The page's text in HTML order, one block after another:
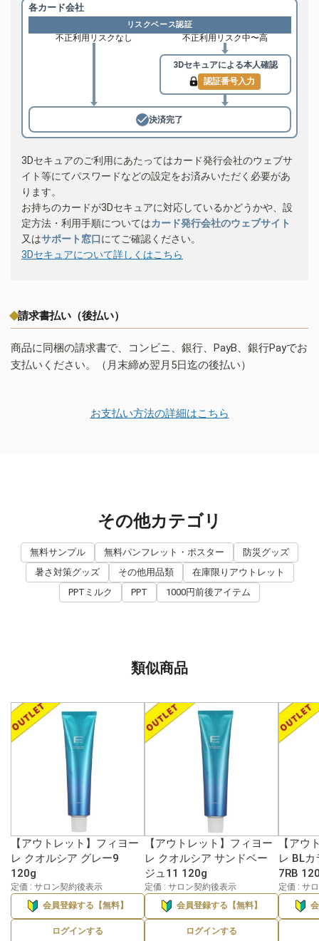
各カード会社
リスクベース認証
不正利用リスクなし 不正利用リスク中〜高
3Dセキュアによる本人確認
認証番号入力
決済完了
3Dセキュアのご利用にあたってはカード発行会社のウェブサ
イト等にてパスワードなどの設定をお済みいただく必要があ
ります。
お持ちのカードが3Dセキュアに対応しているかどうかや、設
定方法・利用手順についてはカード発行会社のウェブサイト
又はサポート窓口にてご確認ください。
3Dセキュアについて詳しくはこちら
請求書払い（後払い）
商品に同梱の請求書で、コンビニ、銀行、PayB、銀行Payでお
支払いください。（月末締め翌月5日迄の後払い）
お支払い方法の詳細はこちら
その他カテゴリ
無料サンプル 無料パンフレット・ポスター
防災グッズ
暑さ対策グッズ
その他用品類
在庫限りアウトレット
PPTミルク
PPT 1000円前後アイテム
類似商品
【アウトレット】フィヨー
レ クオルシア グレー9
120g
定価 : サロン契約後表示
会員登録する【無料】
ログインする
【アウトレット】フィヨー
レ クオルシア サンドベー
ジュ11 120g
定価 : サロン契約後表示
会員登録する【無料】
ログインする
【アウ
レ BL
7RB
定価 : サ